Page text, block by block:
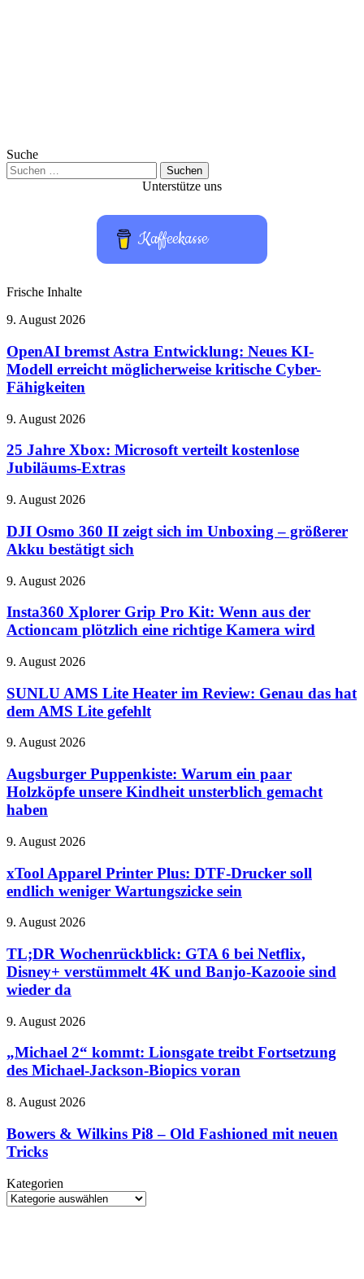
Suche
Suchen
nach:
Unterstütze uns
Kaffeekasse
Frische Inhalte
OpenAI
Astra
Entwicklung:
Neues
KI-
erreicht
kritische
Cyber-
9. August 2026
OpenAI bremst Astra Entwicklung: Neues KI-
Modell erreicht möglicherweise kritische Cyber-
Fähigkeiten
25
Xbox:
Microsoft
verteilt
Jubiläums-
9. August 2026
25 Jahre Xbox: Microsoft verteilt kostenlose
Jubiläums-Extras
DJI
360
II
zeigt
im
–
größerer
bestätigt
9. August 2026
DJI Osmo 360 II zeigt sich im Unboxing – größerer
Akku bestätigt sich
Insta360
Grip
Pro
Kit:
aus
Actioncam
plötzlich
richtige
wird
9. August 2026
Insta360 Xplorer Grip Pro Kit: Wenn aus der
Actioncam plötzlich eine richtige Kamera wird
SUNLU
Lite
Heater
im
Genau
hat
dem
AMS
gefehlt
9. August 2026
SUNLU AMS Lite Heater im Review: Genau das hat
dem AMS Lite gefehlt
Augsburger
Warum
ein
paar
Holzköpfe
Kindheit
gemacht
haben
9. August 2026
Augsburger Puppenkiste: Warum ein paar
Holzköpfe unsere Kindheit unsterblich gemacht
haben
xTool
Printer
Plus:
DTF-
soll
weniger
Wartungszicke
sein
9. August 2026
xTool Apparel Printer Plus: DTF-Drucker soll
endlich weniger Wartungszicke sein
TL;DR
GTA
6
bei
Netflix,
verstümmelt
und
Banjo-
sind
wieder
da
9. August 2026
TL;DR Wochenrückblick: GTA 6 bei Netflix,
Disney+ verstümmelt 4K und Banjo-Kazooie sind
wieder da
„Michael
kommt:
Lionsgate
treibt
des
Jackson-
Biopics
9. August 2026
„Michael 2“ kommt: Lionsgate treibt Fortsetzung
des Michael-Jackson-Biopics voran
Bowers
Wilkins
Pi8
–
Fashioned
mit
8. August 2026
Bowers & Wilkins Pi8 – Old Fashioned mit neuen
Tricks
Kategorien
Kategorien